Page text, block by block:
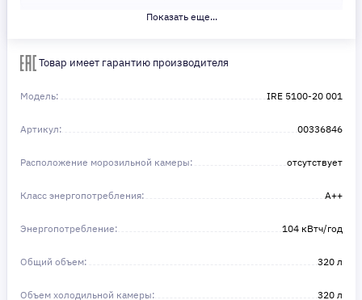
Не откладывайте свои желания на потом! Получите то, что
Показать еще...
Товар имеет гарантию производителя
Модель: IRE 5100-20 001
Артикул: 00336846
Расположение морозильной камеры: отсутствует
Класс энергопотребления: A++
Энергопотребление: 104 кВтч/год
Общий объем: 320 л
Объем холодильной камеры: 320 л